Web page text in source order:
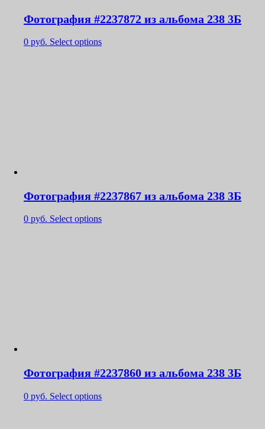
Фотография #2237872 из альбома 238 3Б
0 руб. Select options
Фотография #2237867 из альбома 238 3Б
0 руб. Select options
Фотография #2237860 из альбома 238 3Б
0 руб. Select options